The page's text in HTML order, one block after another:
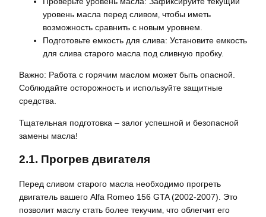
уровень масла перед сливом‚ чтобы иметь
возможность сравнить с новым уровнем.
Подготовьте емкость для слива: Установите емкость
для слива старого масла под сливную пробку.
Важно: Работа с горячим маслом может быть опасной.
Соблюдайте осторожность и используйте защитные
средства.
Тщательная подготовка – залог успешной и безопасной
замены масла!
2.1. Прогрев двигателя
Перед сливом старого масла необходимо прогреть
двигатель вашего Alfa Romeo 156 GTA (2002-2007). Это
позволит маслу стать более текучим‚ что облегчит его